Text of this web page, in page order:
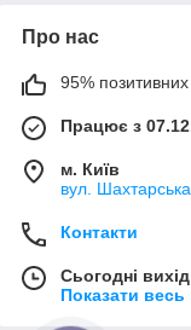
Про нас
95% позитивних
Працює з
м. Київ
вул.
Контакти
Сьогодні
Показати весь